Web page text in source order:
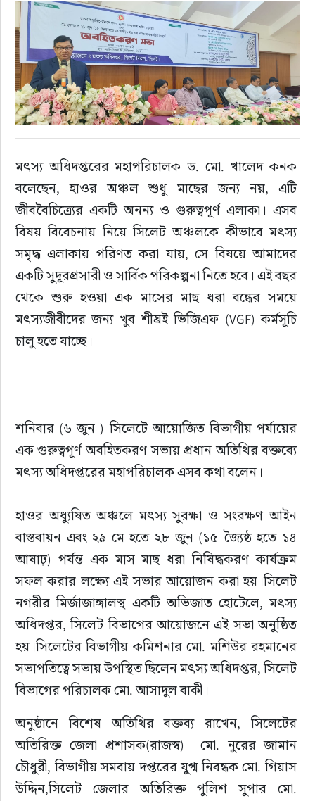
রাজনীতি
এক্সক্লুসিভ
তথ্য ও প্রযুক্তি
ফিচার
খেলাধুলা
বিনোদন
সাক্ষাৎকার
সাহিত্য
মৎস্য অধিদপ্তরের মহাপরিচালক ড. মো. খালেদ কনক
বলেছেন, হাওর অঞ্চল শুধু মাছের জন্য নয়, এটি
জীববৈচিত্র্যের একটি অনন্য ও গুরুত্বপূর্ণ এলাকা। এসব
বিষয় বিবেচনায় নিয়ে সিলেট অঞ্চলকে কীভাবে মৎস্য
সমৃদ্ধ এলাকায় পরিণত করা যায়, সে বিষয়ে আমাদের
একটি সুদূরপ্রসারী ও সার্বিক পরিকল্পনা নিতে হবে। এই বছর
থেকে শুরু হওয়া এক মাসের মাছ ধরা বন্ধের সময়ে
মৎস্যজীবীদের জন্য খুব শীঘ্রই ভিজিএফ (VGF) কর্মসূচি
চালু হতে যাচ্ছে।
​শনিবার (৬ জুন ) সিলেটে আয়োজিত বিভাগীয় পর্যায়ের
এক গুরুত্বপূর্ণ অবহিতকরণ সভায় প্রধান অতিথির বক্তব্যে
মৎস্য অধিদপ্তরের মহাপরিচালক এসব কথা বলেন।
‎​হাওর অধ্যুষিত অঞ্চলে মৎস্য সুরক্ষা ও সংরক্ষণ আইন
বাস্তবায়ন এবং ২৯ মে হতে ২৮ জুন (১৫ জ্যৈষ্ঠ হতে ১৪
আষাঢ়) পর্যন্ত এক মাস মাছ ধরা নিষিদ্ধকরণ কার্যক্রম
সফল করার লক্ষ্যে এই সভার আয়োজন করা হয়।সিলেট
নগরীর মির্জাজাঙ্গালস্থ একটি অভিজাত হোটেলে, মৎস্য
অধিদপ্তর, সিলেট বিভাগের আয়োজনে এই সভা অনুষ্ঠিত
হয়।‎সিলেটের বিভাগীয় কমিশনার মো. মশিউর রহমানের
সভাপতিত্বে ​সভায় উপস্থিত ছিলেন মৎস্য অধিদপ্তর, সিলেট
বিভাগের পরিচালক মো. আসাদুল বাকী।
‎​অনুষ্ঠানে বিশেষ অতিথির বক্তব্য রাখেন, সিলেটের
অতিরিক্ত জেলা প্রশাসক(রাজস্ব)  মো. নুরের জামান
চৌধুরী, বিভাগীয় সমবায় দপ্তরের যুগ্ম নিবন্ধক মো. গিয়াস
উদ্দিন,সিলেট জেলার অতিরিক্ত পুলিশ সুপার মো.